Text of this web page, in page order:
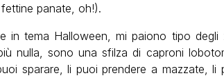
panate, oh!).
in tema Halloween, mi paiono tipo
nulla, sono una sfilza di caproni
sparare, li puoi prendere a mazzate,